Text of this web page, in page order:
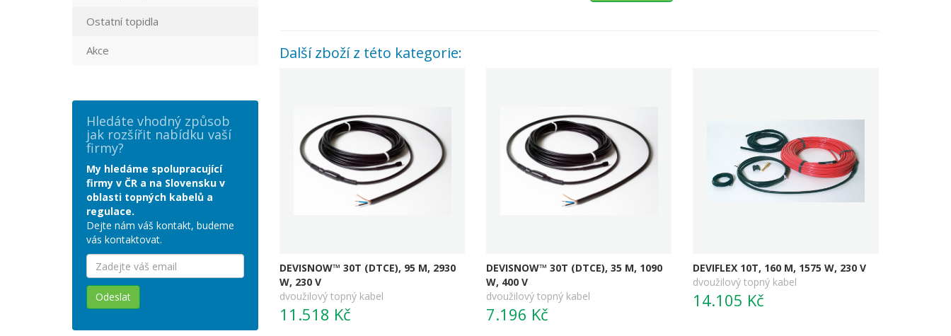
Další zboží z této kategorie:
DEVISNOW™ 30T (DTCE), 95 M, 2930
W, 230 V
dvoužilový topný kabel
11.518 Kč
DEVISNOW™ 30T (DTCE), 35 M, 1090
W, 400 V
dvoužilový topný kabel
7.196 Kč
DEVIFLEX 10T, 160 M, 1575 W, 230 V
dvoužilový topný kabel
14.105 Kč
Ostatní topidla
Akce
Hledáte vhodný způsob
jak rozšířit nabídku vaší
firmy?
My hledáme spolupracující
firmy v ČR a na Slovensku v
oblasti topných kabelů a
regulace.
Dejte nám váš kontakt, budeme
vás kontaktovat.
Odeslat